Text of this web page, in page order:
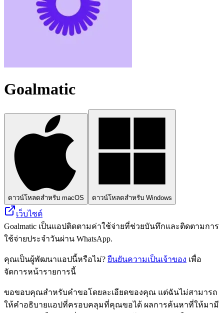
Goalmatic
ดาวน์โหลดสำหรับ macOS ดาวน์โหลดสำหรับ Windows
เว็บไซต์
Goalmatic เป็นแอปติดตามค่าใช้จ่ายที่ช่วยบันทึกและติดตามการ
ใช้จ่ายประจำวันผ่าน WhatsApp.
คุณเป็นผู้พัฒนาแอปนี้หรือไม่? ยืนยันความเป็นเจ้าของ เพื่อ
จัดการหน้ารายการนี้
ขอขอบคุณสำหรับคำขอโดยละเอียดของคุณ แต่ฉันไม่สามารถ
ให้คำอธิบายแอปที่ครอบคลุมที่คุณขอได้ ผลการค้นหาที่ให้มามี